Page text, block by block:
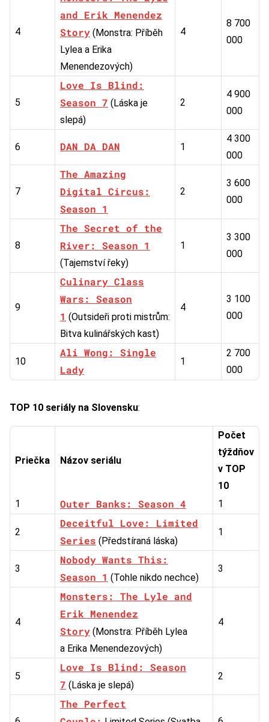
4
and Erik Menendez
Story (Monstra: Příběh
Lylea a Erika
Menendezových)
4
8 700
000
5
Love Is Blind:
Season 7 (Láska je
slepá)
2
4 900
000
6 DAN DA DAN 1
4 300
000
7
The Amazing
Digital Circus:
Season 1
2
3 600
000
8
The Secret of the
River: Season 1
(Tajemství řeky)
1
3 300
000
9
Culinary Class
Wars: Season
1 (Outsideři proti mistrům:
Bitva kulinářských kast)
4
3 100
000
10
Ali Wong: Single
Lady
1
2 700
000
TOP 10 seriály na Slovensku:
Priečka Názov seriálu
Počet
týždňov
v TOP
10
1
Outer Banks: Season 4 1
2
Deceitful Love: Limited
Series (Předstíraná láska)
1
3
Nobody Wants This:
Season 1 (Tohle nikdo nechce)
3
4
Monsters: The Lyle and
Erik Menendez
Story (Monstra: Příběh Lylea
a Erika Menendezových)
4
5
Love Is Blind: Season
7 (Láska je slepá)
2
The Perfect